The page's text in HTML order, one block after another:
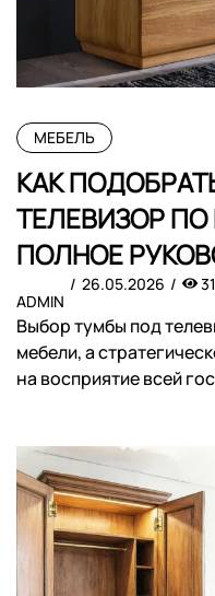
МЕБЕЛЬ
КАК
ТЕЛЕВИЗОР
ПОЛНОЕ
ADMIN
26.05.2026
Выбор тумбы под
мебели, а
на восприятие всей